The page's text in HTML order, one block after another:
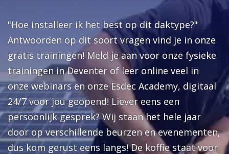
"Hoe installeer ik het best op dit daktype?"
Antwoorden op dit soort vragen vind je in onze
gratis trainingen! Meld je aan voor onze fysieke
trainingen in Deventer of leer online veel in
onze webinars en onze Esdec Academy, digitaal
24/7 voor jou geopend! Liever eens een
persoonlijk gesprek? Wij staan het hele jaar
door op verschillende beurzen en evenementen,
dus kom gerust eens langs! De koffie staat voor